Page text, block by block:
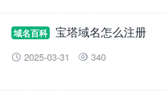
域名百科 宝塔域名怎么注册
 2025-03-31  340